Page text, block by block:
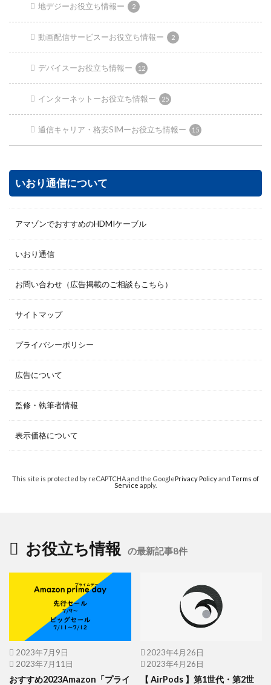
地デジーお役立ち情報ー 2
動画配信サービスーお役立ち情報ー 2
デバイスーお役立ち情報ー 12
インターネットーお役立ち情報ー 25
通信キャリア・格安SIMーお役立ち情報ー 15
いおり通信について
アマゾンでおすすめのHDMIケーブル
いおり通信
お問い合わせ（広告掲載のご相談もこちら）
サイトマップ
プライバシーポリシー
広告について
監修・執筆者情報
表示価格について
This site is protected by reCAPTCHA and the GooglePrivacy Policy and Terms of
Service apply.
お役立ち情報 の最新記事8件
2023年7月9日
2023年7月11日
おすすめ2023Amazon「プライ
2023年4月26日
2023年4月26日
【 AirPods 】第1世代・第2世